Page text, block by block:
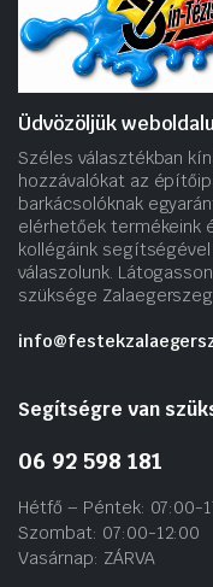
Üdvözöljük
Széles választékban
hozzávalókat az
barkácsolóknak
elérhetőek termékeink
kollégáink
válaszolunk.
szüksége
Segítségre van
06 92 598 181
Hétfő – Péntek: 07:00-
Szombat: 07:00-12:00
Vasárnap: ZÁRVA